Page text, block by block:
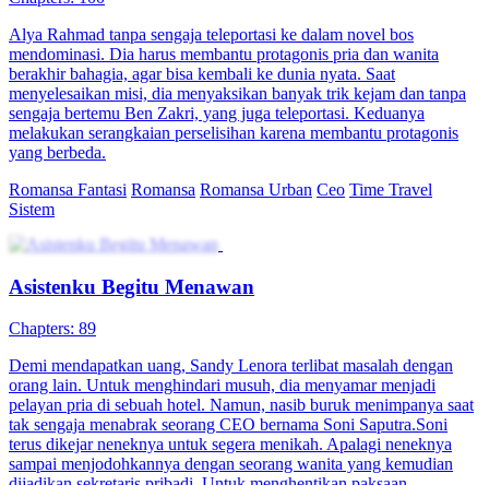
Alya Rahmad tanpa sengaja teleportasi ke dalam novel bos
mendominasi. Dia harus membantu protagonis pria dan wanita
berakhir bahagia, agar bisa kembali ke dunia nyata. Saat
menyelesaikan misi, dia menyaksikan banyak trik kejam dan tanpa
sengaja bertemu Ben Zakri, yang juga teleportasi. Keduanya
melakukan serangkaian perselisihan karena membantu protagonis
yang berbeda.
Romansa Fantasi Romansa Romansa Urban Ceo Time Travel
Sistem
Asistenku Begitu Menawan
Chapters: 89
Demi mendapatkan uang, Sandy Lenora terlibat masalah dengan
orang lain. Untuk menghindari musuh, dia menyamar menjadi
pelayan pria di sebuah hotel. Namun, nasib buruk menimpanya saat
tak sengaja menabrak seorang CEO bernama Soni Saputra.Soni
terus dikejar neneknya untuk segera menikah. Apalagi neneknya
sampai menjodohkannya dengan seorang wanita yang kemudian